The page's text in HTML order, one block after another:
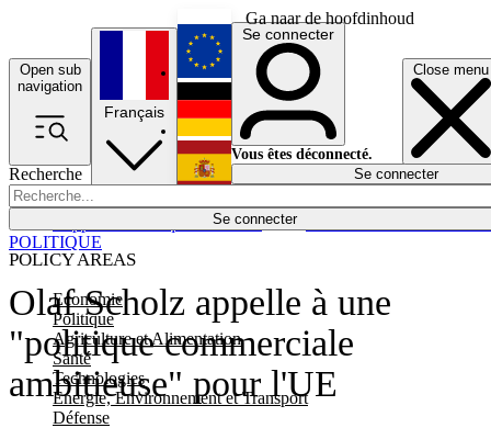
Ga naar de hoofdinhoud
Open sub
navigation
Close menu
Recherche
Se connecter
POLICY AREAS
Economie
Politique
Agriculture et Alimentation
Santé
Technologies
Energie, Environnement et Transport
Défense
Économie
Français
English
Deutsch
Español
Se connecter
Vous êtes déconnecté.
Se connecter
Olaf Scholz appelle à une
"politique commerciale
ambitieuse" pour l'UE
POLITIQUE